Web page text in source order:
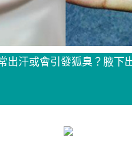
出汗或會引發狐臭？腋下